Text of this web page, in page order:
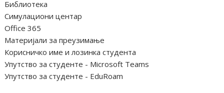
Библиотека
Симулациони центар
Office 365
Материјали за преузимање
Корисничко име и лозинка студента
Упутство за студенте - Microsoft Teams
Упутство за студенте - EduRoam